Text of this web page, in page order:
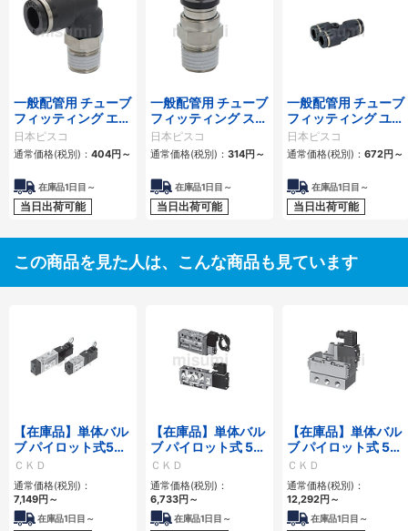
一般配管用 チューブ
フィッティング エル
ボ
日本ピスコ
通常価格(税別)： 404円～
在庫品1日目～
当日出荷可能
一般配管用 チューブ
フィッティング スト
レート
日本ピスコ
通常価格(税別)： 314円～
在庫品1日目～
当日出荷可能
一般配管用 チューブ
フィッティング ユニ
オンワイ
日本ピスコ
通常価格(税別)： 672円～
在庫品1日目～
当日出荷可能
この商品を見た人は、こんな商品も見ています
【在庫品】単体バル
ブ パイロット式5ポ
ート弁 4KA1～4シ
リーズ
ＣＫＤ
通常価格(税別)：
7,149円～
在庫品1日目～
【在庫品】単体バル
ブ パイロット式 5ポ
ート弁セレックスバ
ルブ4F0・1・2・3
シリーズ
ＣＫＤ
通常価格(税別)：
6,733円～
在庫品1日目～
【在庫品】単体バル
ブ パイロット式 5ポ
ート弁セレックスバ
ルブ4F4・5・6・7
シリーズ
ＣＫＤ
通常価格(税別)：
12,292円～
在庫品1日目～